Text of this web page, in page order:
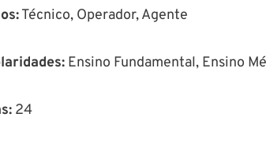
Técnico, Operador, Agente
Ensino Fundamental, Ensino
24